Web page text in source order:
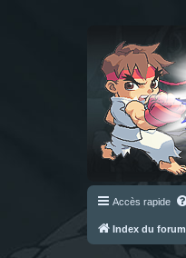
Accès rapide
Index du forum